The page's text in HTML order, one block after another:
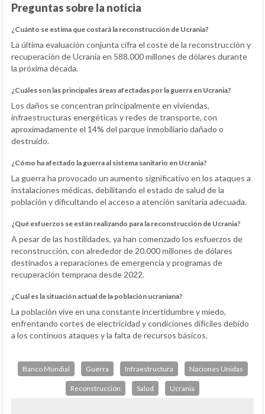
Preguntas sobre la noticia
¿Cuánto se estima que costará la reconstrucción de Ucrania?
La última evaluación conjunta cifra el coste de la reconstrucción y
recuperación de Ucrania en 588.000 millones de dólares durante
la próxima década.
¿Cuáles son las principales áreas afectadas por la guerra en Ucrania?
Los daños se concentran principalmente en viviendas,
infraestructuras energéticas y redes de transporte, con
aproximadamente el 14% del parque inmobiliario dañado o
destruido.
¿Cómo ha afectado la guerra al sistema sanitario en Ucrania?
La guerra ha provocado un aumento significativo en los ataques a
instalaciones médicas, debilitando el estado de salud de la
población y dificultando el acceso a atención sanitaria adecuada.
¿Qué esfuerzos se están realizando para la reconstrucción de Ucrania?
A pesar de las hostilidades, ya han comenzado los esfuerzos de
reconstrucción, con alrededor de 20.000 millones de dólares
destinados a reparaciones de emergencia y programas de
recuperación temprana desde 2022.
¿Cuál es la situación actual de la población ucraniana?
La población vive en una constante incertidumbre y miedo,
enfrentando cortes de electricidad y condiciones difíciles debido
a los continuos ataques y la falta de recursos básicos.
Banco Mundial Guerra Infraestructura Naciones Unidas
Reconstrucción Salud Ucrania